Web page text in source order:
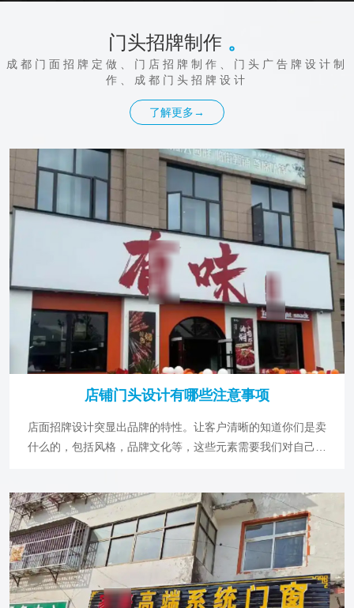
门头招牌制作 。
成都门面招牌定做、门店招牌制作、门头广告牌设计制
作、成都门头招牌设计
了解更多→
店铺门头设计有哪些注意事项
店面招牌设计突显出品牌的特性。让客户清晰的知道你们是卖
什么的，包括风格，品牌文化等，这些元素需要我们对自己有
利经营的必要条件。 2、不要悬得过高 门头招牌装修设计悬得
太高是没有实用价值的。假如门头比较大可能还有点作用，倘
若门头做得小而且又悬得高的话，就全然没有意义了。因为根
本没有人能眼朝天走路。门头或者活动门头立在建筑物的正面
看得见的地方一定不要太高。 3、面积大，要求精致 门头招牌
是告诉顾客这是一家什么店，具体卖什么东西的。如果你站在